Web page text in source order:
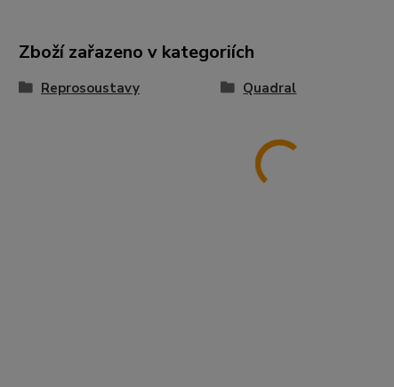
Zboží zařazeno v kategoriích
Reprosoustavy Quadral